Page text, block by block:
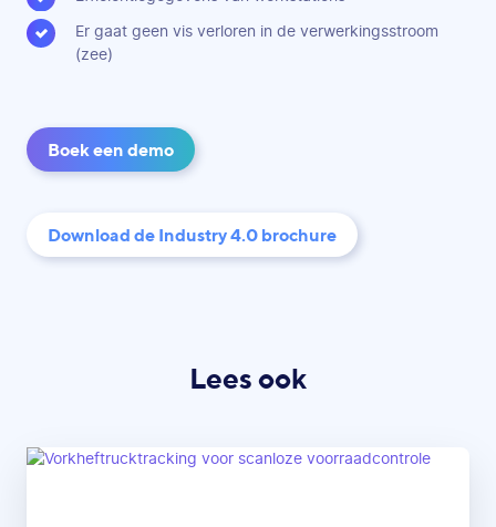
Er gaat geen vis verloren in de verwerkingsstroom
(zee)
Boek een demo
Download de Industry 4.0 brochure
Lees ook